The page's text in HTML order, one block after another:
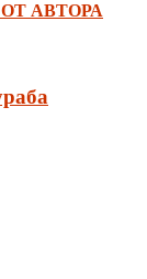
АВТОРА